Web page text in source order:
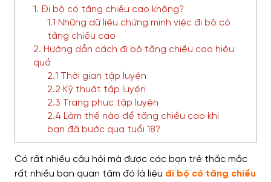
1. Đi bộ có tăng chiều cao không?
1.1 Những dữ liệu chứng minh việc đi bộ có
tăng chiều cao
2. Hướng dẫn cách đi bộ tăng chiều cao hiệu
quả
2.1 Thời gian tập luyện
2.2 Kỹ thuật tập luyện
2.3 Trang phục tập luyện
2.4 Làm thế nào để tăng chiều cao khi
bạn đã bước qua tuổi 18?
Có rất nhiều câu hỏi mà được các bạn trẻ thắc mắc
rất nhiều bạn quan tâm đó là liệu đi bộ có tăng chiều